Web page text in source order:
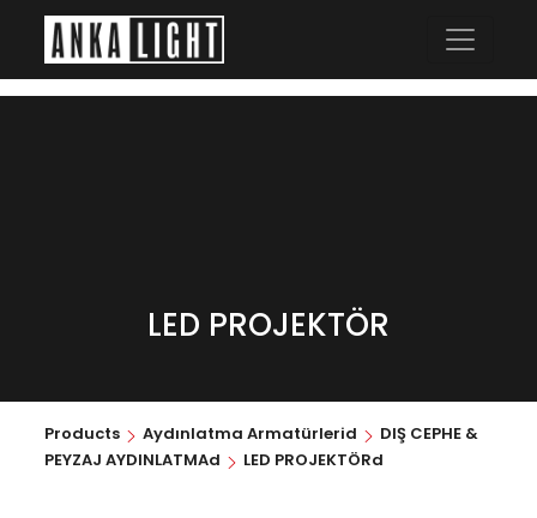
LED PROJEKTÖR
Products Aydınlatma Armatürlerid
DIŞ CEPHE &
PEYZAJ AYDINLATMAd
LED PROJEKTÖRd